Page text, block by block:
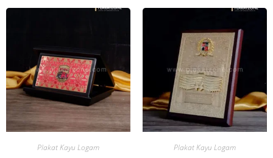
Plakat Kayu Logam Plakat Kayu Logam